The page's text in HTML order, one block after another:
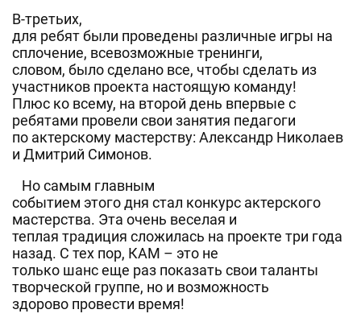
В-третьих,
для ребят были проведены различные игры на
сплочение, всевозможные тренинги,
словом, было сделано все, чтобы сделать из
участников проекта настоящую команду!
Плюс ко всему, на второй день впервые с
ребятами провели свои занятия педагоги
по актерскому мастерству: Александр Николаев
и Дмитрий Симонов.
Но самым главным
событием этого дня стал конкурс актерского
мастерства. Эта очень веселая и
теплая традиция сложилась на проекте три года
назад. С тех пор, КАМ – это не
только шанс еще раз показать свои таланты
творческой группе, но и возможность
здорово провести время!